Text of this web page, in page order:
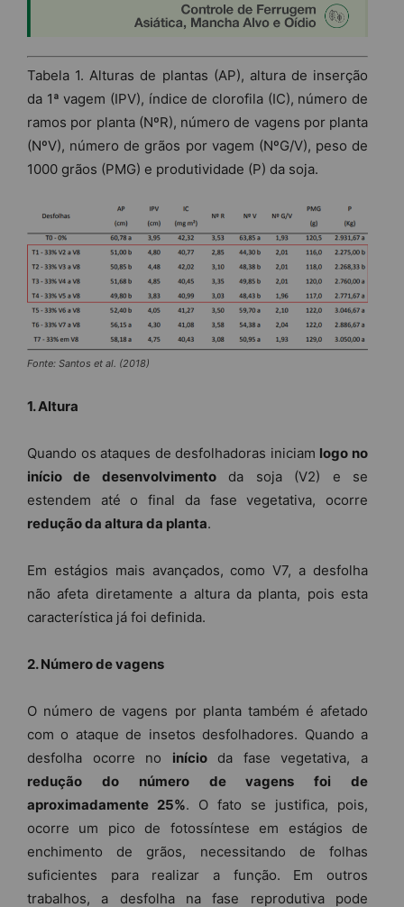
Tabela 1. Alturas de plantas (AP), altura de inserção
da 1ª vagem (IPV), índice de clorofila (IC), número de
ramos por planta (NºR), número de vagens por planta
(NºV), número de grãos por vagem (NºG/V), peso de
1000 grãos (PMG) e produtividade (P) da soja.
Fonte: Santos et al. (2018)
1. Altura
Quando os ataques de desfolhadoras iniciam logo no
início de desenvolvimentoda soja (V2) e se
estendem até o final da fase vegetativa, ocorre
redução da altura da planta.
Em estágios mais avançados, como V7, a desfolha
não afeta diretamente a altura da planta, pois esta
característica já foi definida.
2. Número de vagens
O número de vagens por planta também é afetado
com o ataque de insetos desfolhadores. Quando a
desfolha ocorre no inícioda fase vegetativa, a
redução do número de vagens foi de
aproximadamente 25%. O fato se justifica, pois,
ocorre um pico de fotossíntese em estágios de
enchimento de grãos, necessitando de folhas
suficientes para realizar a função. Em outros
trabalhos, a desfolha na fase reprodutiva pode